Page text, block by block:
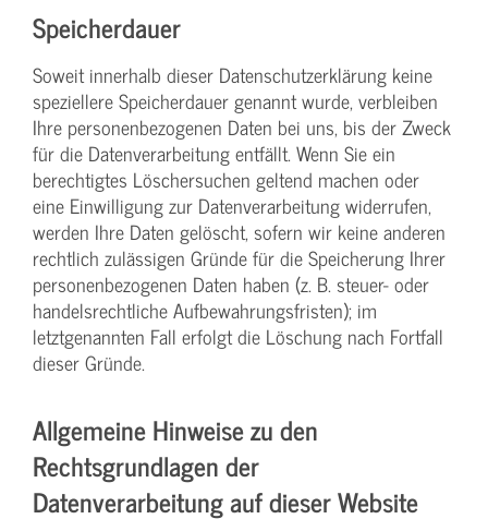
Speicherdauer
Soweit innerhalb dieser Datenschutzerklärung keine
speziellere Speicherdauer genannt wurde, verbleiben
Ihre personenbezogenen Daten bei uns, bis der Zweck
für die Datenverarbeitung entfällt. Wenn Sie ein
berechtigtes Löschersuchen geltend machen oder
eine Einwilligung zur Datenverarbeitung widerrufen,
werden Ihre Daten gelöscht, sofern wir keine anderen
rechtlich zulässigen Gründe für die Speicherung Ihrer
personenbezogenen Daten haben (z. B. steuer- oder
handelsrechtliche Aufbewahrungsfristen); im
letztgenannten Fall erfolgt die Löschung nach Fortfall
dieser Gründe.
Allgemeine Hinweise zu den
Rechtsgrundlagen der
Datenverarbeitung auf dieser Website